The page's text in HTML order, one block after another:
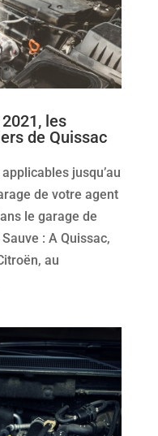
les
de Quissac
jusqu’au
de votre agent
le garage de
: A Quissac,
au